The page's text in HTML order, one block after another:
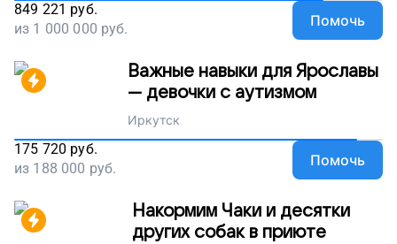
849 221 руб.
из 1 000 000 руб. Помочь
Важные навыки для Ярославы
— девочки с аутизмом
Иркутск
175 720 руб.
из 188 000 руб. Помочь
Накормим Чаки и десятки
других собак в приюте